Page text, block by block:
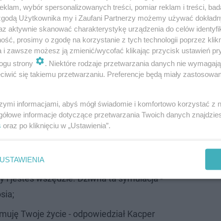
z przyjacielem telefonem. Na pierwszy rzut
rund, zaczynając od poziomu najłatwiejszego
mógł przerwać rundę klikając przycisk, ale
Karol Gązwa znalazł na niego sposób. Wszedł w
25 lat nie wiedząc nawet jak wyglądasz,
i jesteś wszędzie. Dziwna ta symulacja -
Twoje życie - odpowiedział Kacper
wybór spersonalizowanych treści, pomiar reklam i treści,
Użytkownika my i Zaufani Partnerzy możemy używać
aktywnie skanować charakterystykę urządzenia do celów
prosimy o zgodę na korzystanie z tych technologii poprzez
i zawsze możesz ją zmienić/wycofać klikając przycisk ustawień
strony
. Niektóre rodzaje przetwarzania danych nie
się takiemu przetwarzaniu. Preferencje będą miały
informacjami, abyś mógł świadomie i komfortowo korzystać z
informacje dotyczące przetwarzania Twoich danych
oraz po kliknięciu w „Ustawienia”.
USTAWIENIA